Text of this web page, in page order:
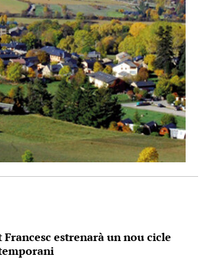
Francesc estrenarà un nou cicle